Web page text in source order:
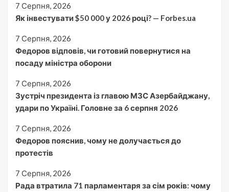
7 Серпня, 2026
Як інвестувати $50 000 у 2026 році? — Forbes.ua
7 Серпня, 2026
Федоров відповів, чи готовий повернутися на
посаду міністра оборони
7 Серпня, 2026
Зустріч президента із главою МЗС Азербайджану,
удари по Україні. Головне за 6 серпня 2026
7 Серпня, 2026
Федоров пояснив, чому не долучається до
протестів
7 Серпня, 2026
Рада втратила 71 парламентаря за сім років: чому